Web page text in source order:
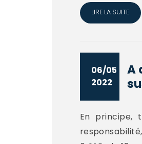
LIRE LA SUITE
06/05
2022
A
En principe,